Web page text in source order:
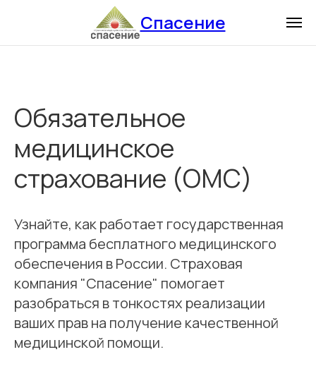
Спасение
Обязательное
медицинское
страхование (ОМС)
Узнайте, как работает государственная
программа бесплатного медицинского
обеспечения в России. Страховая
компания "Спасение" помогает
разобраться в тонкостях реализации
ваших прав на получение качественной
медицинской помощи.